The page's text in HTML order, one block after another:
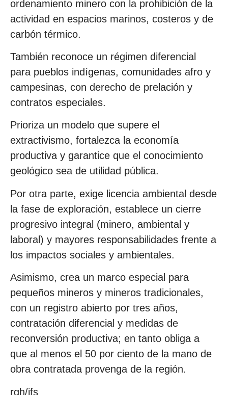
ordenamiento minero con la prohibición de la
actividad en espacios marinos, costeros y de
carbón térmico.
También reconoce un régimen diferencial
para pueblos indígenas, comunidades afro y
campesinas, con derecho de prelación y
contratos especiales.
Prioriza un modelo que supere el
extractivismo, fortalezca la economía
productiva y garantice que el conocimiento
geológico sea de utilidad pública.
Por otra parte, exige licencia ambiental desde
la fase de exploración, establece un cierre
progresivo integral (minero, ambiental y
laboral) y mayores responsabilidades frente a
los impactos sociales y ambientales.
Asimismo, crea un marco especial para
pequeños mineros y mineros tradicionales,
con un registro abierto por tres años,
contratación diferencial y medidas de
reconversión productiva; en tanto obliga a
que al menos el 50 por ciento de la mano de
obra contratada provenga de la región.
rgh/ifs